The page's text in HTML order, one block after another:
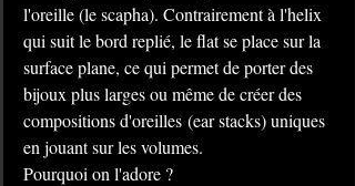
l'oreille (le scapha). Contrairement à l'helix
qui suit le bord replié, le flat se place sur la
surface plane, ce qui permet de porter des
bijoux plus larges ou même de créer des
compositions d'oreilles (ear stacks) uniques
en jouant sur les volumes.
Pourquoi on l'adore ?